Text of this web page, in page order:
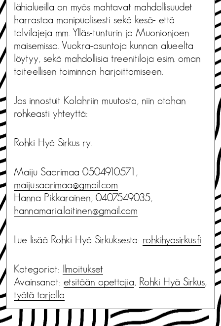
lähialueilla on myös mahtavat mahdollisuudet
harrastaa monipuolisesti sekä kesä- että
talvilajeja mm. Ylläs-tunturin ja Muonionjoen
maisemissa. Vuokra-asuntoja kunnan alueelta
löytyy, sekä mahdollisia treenitiloja esim. oman
taiteellisen toiminnan harjoittamiseen.
Jos innostuit Kolahriin muutosta, niin otahan
rohkeasti yhteyttä:
Rohki Hyä Sirkus ry.
Maiju Saarimaa 0504910571,
maiju.saarimaa@gmail.com
Hanna Pikkarainen, 0407549035,
hannamaria.laitinen@gmail.com
Lue lisää Rohki Hyä Sirkuksesta: rohkihyasirkus.fi
Kategoriat: Ilmoitukset
Avainsanat: etsitään opettajia, Rohki Hyä Sirkus,
työtä tarjolla